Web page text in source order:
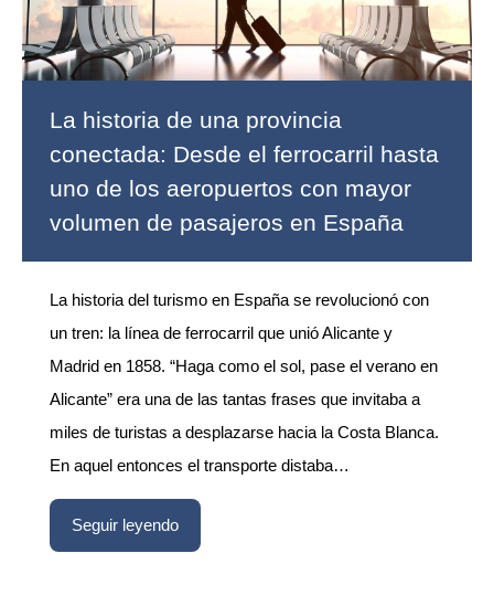
La historia de una provincia
conectada: Desde el ferrocarril hasta
uno de los aeropuertos con mayor
volumen de pasajeros en España
La historia del turismo en España se revolucionó con
un tren: la línea de ferrocarril que unió Alicante y
Madrid en 1858. “Haga como el sol, pase el verano en
Alicante” era una de las tantas frases que invitaba a
miles de turistas a desplazarse hacia la Costa Blanca.
En aquel entonces el transporte distaba…
Seguir leyendo